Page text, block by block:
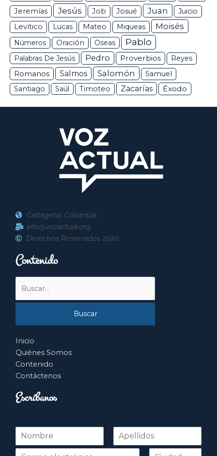
Jeremías Jesús Job Josué Juan
Juicio
Levítico
Lucas Mateo Miqueas Moisés
Números Oración Oseas Pablo
Palabras De Jesús Pedro Proverbios Reyes
Romanos Salmos Salomón
Samuel
Santiago
Saúl Timoteo Zacarías Éxodo
Cartagena, Colombia
info@vozactual.org
Derechos Reservados 2020
Contenido
por:
Inicio
Quiénes Somos
Contenido
Contáctenos
Escríbanos
N
m
Nombre Apellidos